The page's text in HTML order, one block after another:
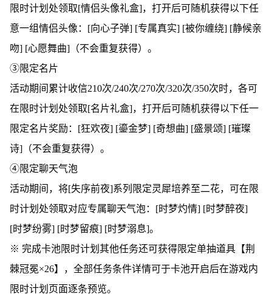
限时计划处领取[情侣头像礼盒]，打开后可随机获得以下任
意一组情侣头像：[向心子弹] [专属真实] [被你缠绕] [静候亲
吻] [心愿舞曲]（不会重复获得）。
③限定名片
活动期间累计收信210次/240次/270次/320次/350次时，各可
在限时计划处领取[名片礼盒]，打开后可随机获得以下任一
限定名片奖励：[狂欢夜] [鎏金梦] [奇想曲] [盛景颂] [璀璨
诗]（不会重复获得）。
④限定聊天气泡
活动期间，将[失序前夜]系列限定灵犀培养至二花，可在限
时计划处领取对应专属聊天气泡：[时梦灼情] [时梦醉夜]
[时梦纷雾] [时梦留痕] [时梦溺息]。
※ 完成卡池限时计划其他任务还可获得限定单抽道具【荆
棘冠冕×26】，全部任务条件详情可于卡池开启后在游戏内
限时计划页面逐条预览。